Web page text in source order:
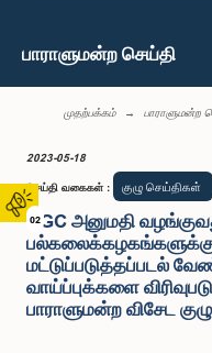
02
பாராளுமன்ற செய்தி
முதற்பக்கம் பாராளுமன்ற
2023-05-18
செய்தி வகைகள் : குழு செய்திகள்
UGC அனுமதி
மட்டுப்படுத்தப்படல்
வாய்ப்புக்களை
பாராளுமன்ற விசேட